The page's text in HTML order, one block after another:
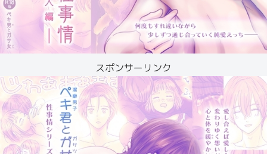
スポンサーリンク